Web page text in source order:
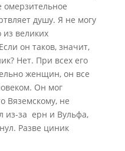
душу. Я не могу
великих
он таков, значит,
Нет. При всех его
женщин, он все
Он мог
Вяземскому, не
из-за ерн и Вульфа,
Разве циник